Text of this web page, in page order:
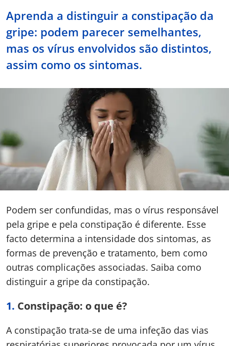
Sport
a nós
EN
Aprenda a distinguir a constipação da
gripe: podem parecer semelhantes,
mas os vírus envolvidos são distintos,
assim como os sintomas.
Podem ser confundidas, mas o vírus responsável
pela gripe e pela constipação é diferente. Esse
facto determina a intensidade dos sintomas, as
formas de prevenção e tratamento, bem como
outras complicações associadas. Saiba como
distinguir a gripe da constipação.
1. Constipação: o que é?
A constipação trata-se de uma infeção das vias